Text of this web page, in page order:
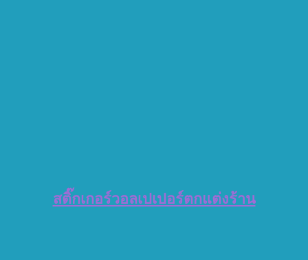
สติ๊กเกอร์วอลเปเปอร์ตกแต่งร้าน